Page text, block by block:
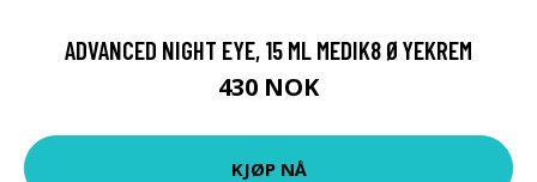
ADVANCED NIGHT EYE, 15 ML MEDIK8 ØYEKREM
430 NOK
KJØP NÅ